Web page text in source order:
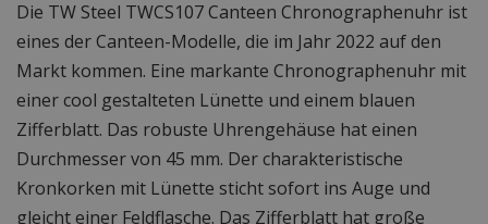
Die TW Steel TWCS107 Canteen Chronographenuhr ist
eines der Canteen-Modelle, die im Jahr 2022 auf den
Markt kommen. Eine markante Chronographenuhr mit
einer cool gestalteten Lünette und einem blauen
Zifferblatt. Das robuste Uhrengehäuse hat einen
Durchmesser von 45 mm. Der charakteristische
Kronkorken mit Lünette sticht sofort ins Auge und
gleicht einer Feldflasche. Das Zifferblatt hat große